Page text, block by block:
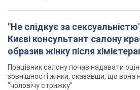
"Не слідкує за
Києві консультант салону
образив жінку після
розгорівся скандал. Фото
Працівник салону почав надавати
зовнішності жінки, сказавши, що вона
"чоловічу стрижку"